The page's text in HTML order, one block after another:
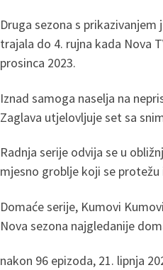
Druga sezona s
trajala do 4. rujna kada Nova
prosinca 2023.
Iznad samoga naselja na
Zaglava utjelovljuje set sa
Radnja serije odvija se u
mjesno groblje koji se protežu
Domaće serije, Kumovi
Nova sezona najgledanije
nakon 96 epizoda, 21. lipnja